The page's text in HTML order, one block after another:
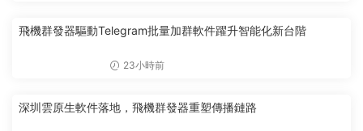
飛機群發器驅動Telegram批量加群軟件躍升智能化新台階
23小時前
深圳雲原生軟件落地，飛機群發器重塑傳播鏈路